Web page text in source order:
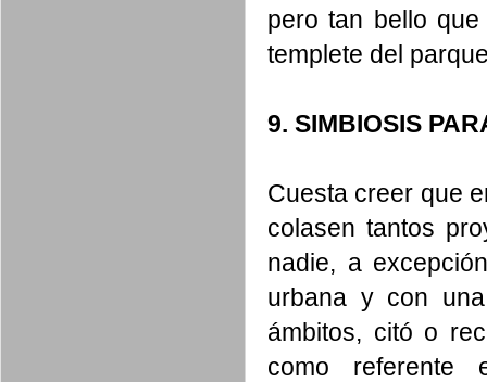
pero tan bello
templete del
9. SIMBIOSIS
Cuesta creer que
colasen tantos
nadie, a
urbana y con
ámbitos, citó o
como referente